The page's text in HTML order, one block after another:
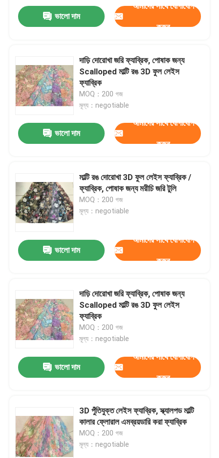
ভালো দাম
আমাদের সাথে যোগাযোগ
করুন
দাড়ি দোরোখা জরি ফ্যাব্রিক, পোষাক জন্য
Scalloped মাল্টি রঙ 3D ফুল লেইস
ফ্যাব্রিক
MOQ：200 গজ
মূল্য：negotiable
ভালো দাম
আমাদের সাথে যোগাযোগ
করুন
মাল্টি রঙ দোরোখা 3D ফুল লেইস ফ্যাব্রিক /
ফ্যাব্রিক, পোষাক জন্য মরীচি জরি টুলি
MOQ：200 গজ
মূল্য：negotiable
ভালো দাম
আমাদের সাথে যোগাযোগ
করুন
দাড়ি দোরোখা জরি ফ্যাব্রিক, পোষাক জন্য
Scalloped মাল্টি রঙ 3D ফুল লেইস
ফ্যাব্রিক
MOQ：200 গজ
মূল্য：negotiable
ভালো দাম
আমাদের সাথে যোগাযোগ
করুন
3D পুঁতিযুক্ত লেইস ফ্যাব্রিক, স্ক্যালপড মাল্টি
কালার ফ্লোরাল এমব্রয়ডারি করা ফ্যাব্রিক
MOQ：200 গজ
মূল্য：negotiable